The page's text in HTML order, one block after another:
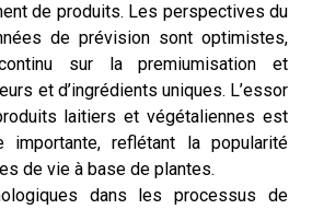
de produits. Les perspectives du
de prévision sont optimistes,
sur la premiumisation et
et d’ingrédients uniques. L’essor
laitiers et végétaliennes est
importante, reflétant la popularité
de vie à base de plantes.
dans les processus de